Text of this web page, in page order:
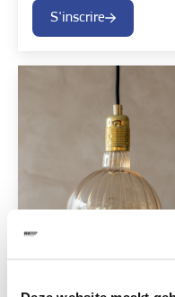
S'inscrire